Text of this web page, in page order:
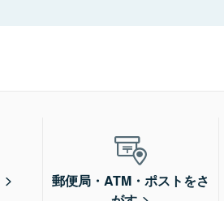
郵便局・ATM・ポストをさ